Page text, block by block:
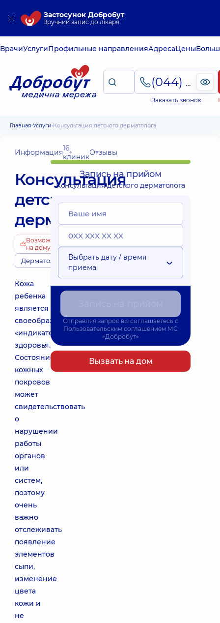
Застосунок Добробут
Зручний запис до лікаря
ВрачиУслугиПрофильные направленияАдресаЦены
(044) 495-2-888
Заказать звонок
Главная Услуги Консультация детского дерматолога
Информация16
клиникОтзывы
Консультация
детского
дерматолога
Возможно
на дому
Дерматологи
Кожа
ребенка
является
своеобразным
«индикатором»
здоровья.
Состояние
кожных
покровов
может
свидетельствовать
о
нарушении
работы
органов
или
систем,
поэтому
очень
важно
отслеживать
появление
элементов
сыпи,
изменение
цвета
кожи и
не
Запись на прийом
Консультация детского дерматолога
Выбрать дату / время
приема
Отправляя запрос вы соглашаетесь с
Пользовательским соглашением МС
«Добробут»
Вызвать на дом